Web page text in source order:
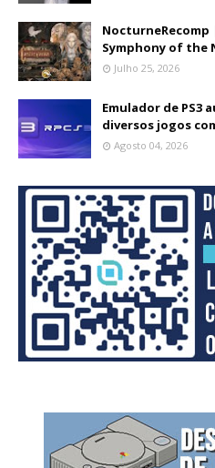
NocturneRecomp
Symphony of
Julho 25, 2026
Emulador de PS3
diversos jogos
Agosto 04, 2026